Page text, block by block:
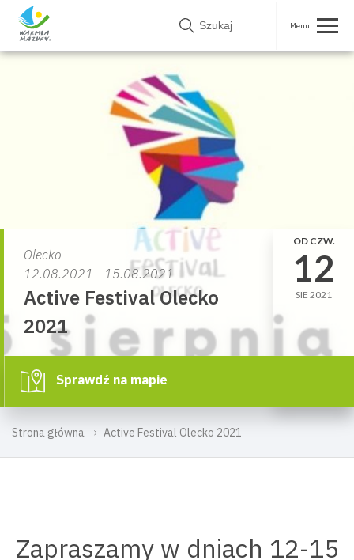
Skip
Strona główna Active Festival Olecko 2021
Olecko
12.08.2021 - 15.08.2021
Active Festival Olecko
2021
OD CZW.
12
SIE 2021
Sprawdź na mapie
Zapraszamy w dniach 12-15